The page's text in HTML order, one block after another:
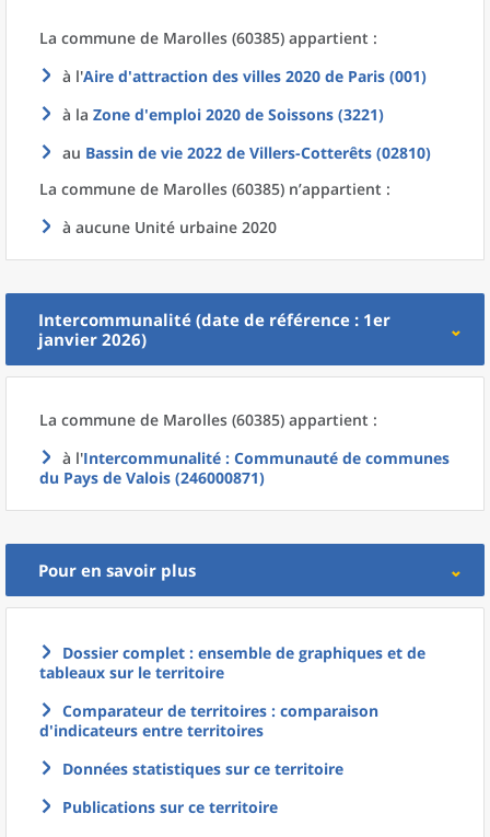
La commune de Marolles (60385) appartient :
à l'Aire d'attraction des villes 2020 de Paris (001)
à la Zone d'emploi 2020 de Soissons (3221)
au Bassin de vie 2022 de Villers-Cotterêts (02810)
La commune de Marolles (60385) n’appartient :
à aucune Unité urbaine 2020
Intercommunalité (date de référence : 1er
janvier 2026)
La commune de Marolles (60385) appartient :
à l'Intercommunalité : Communauté de communes
du Pays de Valois (246000871)
Pour en savoir plus
Dossier complet : ensemble de graphiques et de
tableaux sur le territoire
Comparateur de territoires : comparaison
d'indicateurs entre territoires
Données statistiques sur ce territoire
Publications sur ce territoire